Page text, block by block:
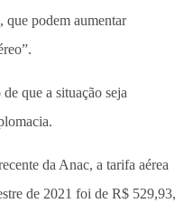
que podem aumentar
que a situação seja
da Anac, a tarifa aérea
de 2021 foi de R$ 529,93,